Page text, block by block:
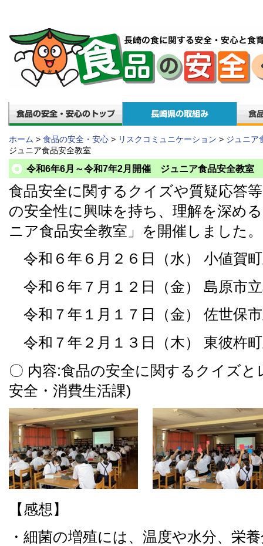
ホーム > 食品の安全・安心 > リスクコミュニケーション > ジュニア
ジュニア食品安全教室
令和6年6月～令和7年2月開催 ジュニア食品安全教室
食品安全に関するクイズや質疑応答
の安全性に興味を持ち、理解を深め
ニア食品安全教室」を開催しました。
令和６年６月２６日（水） 小値賀
令和６年７月１２日（金） 島原市
令和７年１月１７日（金） 佐世保
令和７年２月１３日（木） 東彼杵
〇 内容:食品の安全に関するクイズ
安全・消費生活課)
【感想】
・細菌の増殖には、温度や水分、栄